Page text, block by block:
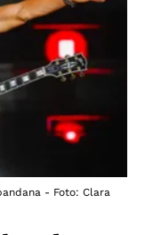
- Foto: Clara